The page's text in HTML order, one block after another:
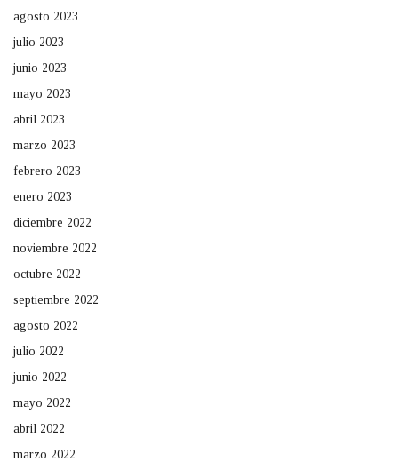
agosto 2023
julio 2023
junio 2023
mayo 2023
abril 2023
marzo 2023
febrero 2023
enero 2023
diciembre 2022
noviembre 2022
octubre 2022
septiembre 2022
agosto 2022
julio 2022
junio 2022
mayo 2022
abril 2022
marzo 2022